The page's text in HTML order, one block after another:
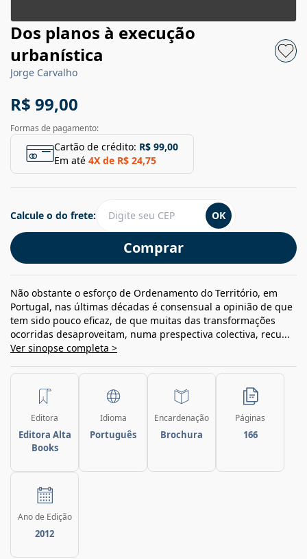
Dos planos à execução
urbanística
Jorge Carvalho
R$ 99,00
Formas de pagamento:
Cartão de crédito: R$ 99,00
Em até 4X de R$ 24,75
Comprar
Calcule o do frete: OK
Não obstante o esforço de Ordenamento do Território, em
Portugal, nas últimas décadas é consensual a opinião de que
tem sido pouco eficaz, de que muitas das transformações
ocorridas desaproveitam, numa prespectiva colectiva, recu...
Ver sinopse completa >
Editora
Editora Alta
Books
Idioma
Português
Encardenação
Brochura
Páginas
166
Ano de Edição
2012